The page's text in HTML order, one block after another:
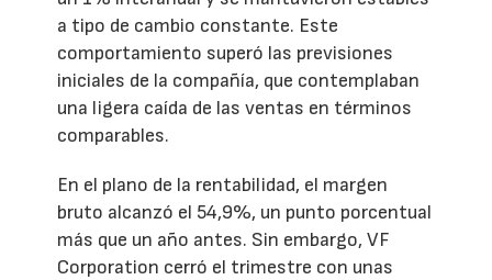
a tipo de cambio constante. Este
comportamiento superó las previsiones
iniciales de la compañía, que contemplaban
una ligera caída de las ventas en términos
comparables.
En el plano de la rentabilidad, el margen
bruto alcanzó el 54,9%, un punto porcentual
más que un año antes. Sin embargo, VF
Corporation cerró el trimestre con unas